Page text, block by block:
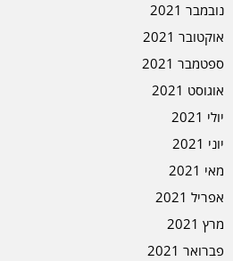
נובמבר 2021
אוקטובר 2021
ספטמבר 2021
אוגוסט 2021
יולי 2021
יוני 2021
מאי 2021
אפריל 2021
מרץ 2021
פברואר 2021